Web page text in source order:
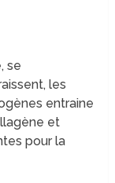
se
les
entraine
et
pour la